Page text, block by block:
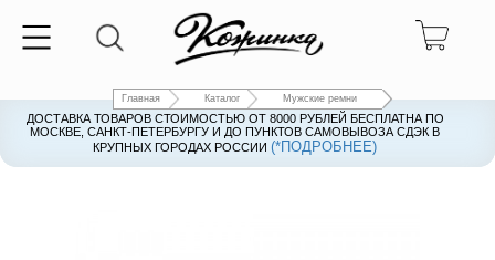
Главная Каталог Мужские ремни
ДОСТАВКА ТОВАРОВ СТОИМОСТЬЮ ОТ 8000 РУБЛЕЙ БЕСПЛАТНА ПО
МОСКВЕ, САНКТ-ПЕТЕРБУРГУ И ДО ПУНКТОВ САМОВЫВОЗА СДЭК В
КРУПНЫХ ГОРОДАХ РОССИИ(*ПОДРОБНЕЕ)
ДОСТАВКА ТОВАРОВ СТОИМОСТЬЮ ОТ 8000 РУБЛЕЙ БЕСПЛАТНА ПО
МОСКВЕ, САНКТ-ПЕТЕРБУРГУ И ДО ПУНКТОВ САМОВЫВОЗА СДЭК В
КРУПНЫХ ГОРОДАХ РОССИИ(*ПОДРОБНЕЕ)